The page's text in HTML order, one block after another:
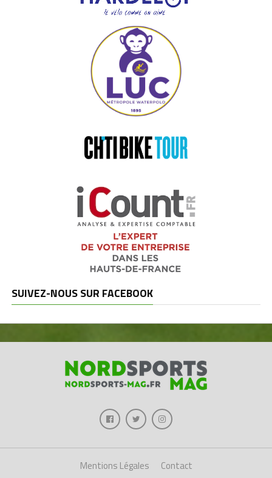
SUIVEZ-NOUS SUR FACEBOOK
Mentions Légales Contact